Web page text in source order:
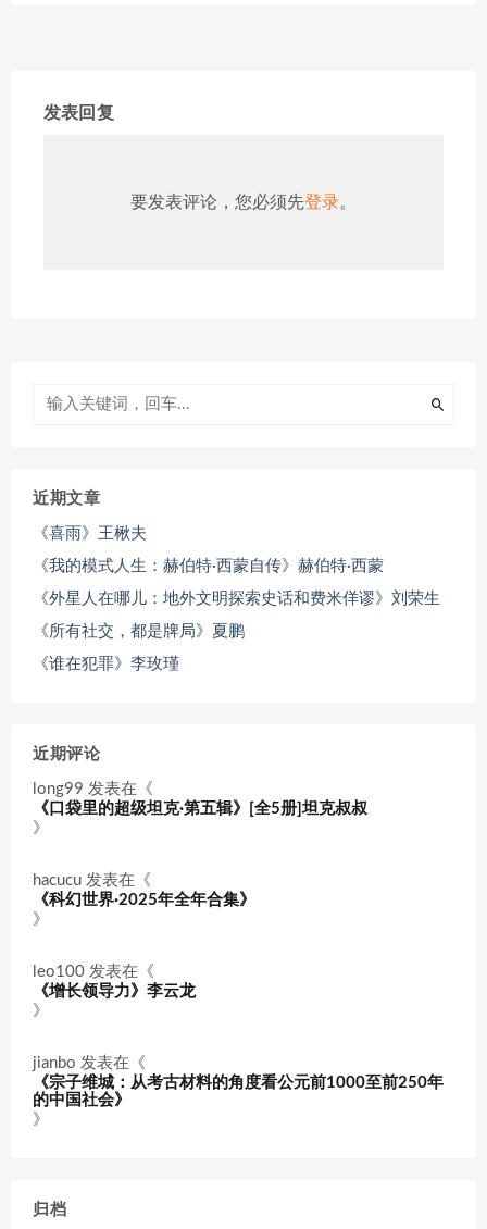
发表回复
要发表评论，您必须先登录。
近期文章
《喜雨》王楸夫
《我的模式人生：赫伯特·西蒙自传》赫伯特·西蒙
《外星人在哪儿：地外文明探索史话和费米佯谬》刘荣生
《所有社交，都是牌局》夏鹏
《谁在犯罪》李玫瑾
近期评论
long99 发表在《
《口袋里的超级坦克·第五辑》[全5册]坦克叔叔
》
hacucu 发表在《
《科幻世界·2025年全年合集》
》
leo100 发表在《
《增长领导力》李云龙
》
jianbo 发表在《
《宗子维城：从考古材料的角度看公元前1000至前250年
的中国社会》
》
归档